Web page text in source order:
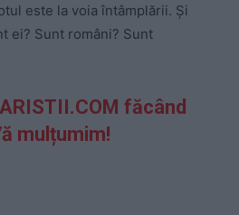
este la voia întâmplării. Și
ei? Sunt români? Sunt
făcând
mulțumim!